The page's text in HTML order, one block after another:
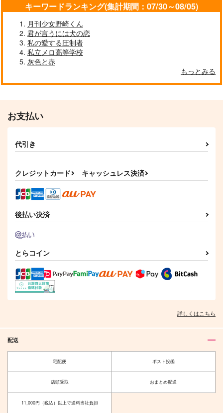
ポンコツルマル
さくさく
739円（税込）
鶴丸国永
サンプル
作品詳細
Aqua+
五月雨江×村雲江
サンプル
キーワードランキング(集計期間：07/30～08/05)
月刊少女野崎くん
君が言うには犬の恋
私の愛する圧制者
私立メロ高等学校
灰色と赤
もっとみる
お支払い
代引き
クレジットカード キャッシュレス決済
後払い決済
とらコイン
詳しくはこちら
配送
宅配便 ポスト投函
店頭受取 おまとめ配送
11,000円（税込）以上で送料当社負担